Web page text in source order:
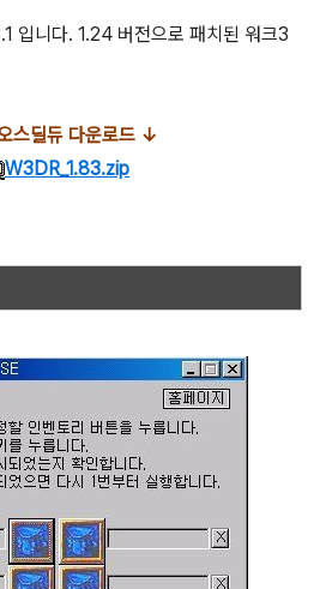
입니다. 1.24 버전으로 패치된 워크3
스딜듀 다운로드 ↓
W3DR_1.83.zip